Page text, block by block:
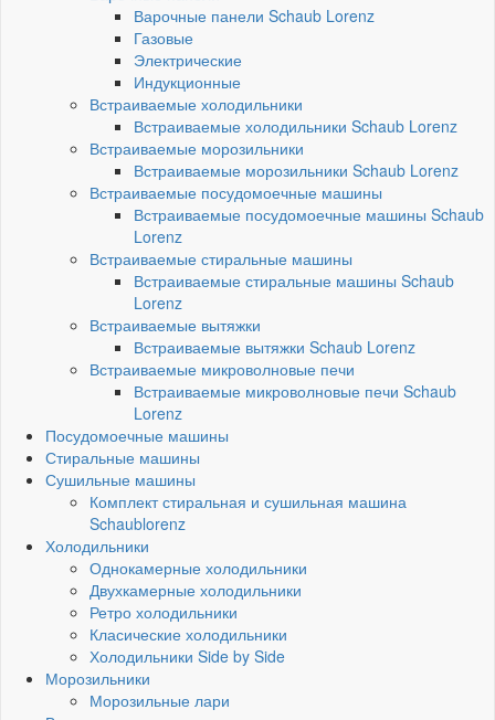
Варочные панели Schaub Lorenz
Газовые
Электрические
Индукционные
Встраиваемые холодильники
Встраиваемые холодильники Schaub Lorenz
Встраиваемые морозильники
Встраиваемые морозильники Schaub Lorenz
Встраиваемые посудомоечные машины
Встраиваемые посудомоечные машины Schaub
Lorenz
Встраиваемые стиральные машины
Встраиваемые стиральные машины Schaub
Lorenz
Встраиваемые вытяжки
Встраиваемые вытяжки Schaub Lorenz
Встраиваемые микроволновые печи
Встраиваемые микроволновые печи Schaub
Lorenz
Посудомоечные машины
Стиральные машины
Сушильные машины
Комплект стиральная и сушильная машина
Schaublorenz
Холодильники
Однокамерные холодильники
Двухкамерные холодильники
Ретро холодильники
Класические холодильники
Холодильники Side by Side
Морозильники
Морозильные лари